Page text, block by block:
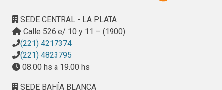
con la vida y envejecer positivamente.
SEDE CENTRAL - LA PLATA
Calle 526 e/ 10 y 11 – (1900)
(221) 4217374
(221) 4823795
08.00 hs a 19.00 hs
SEDE BAHÍA BLANCA